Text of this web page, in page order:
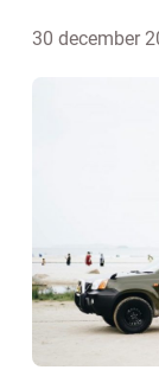
30 december